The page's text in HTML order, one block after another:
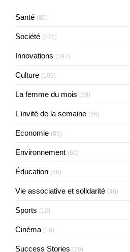
Santé (80)
Société (570)
Innovations (197)
Culture (109)
La femme du mois (39)
L'invité de la semaine (56)
Economie (89)
Environnement (60)
Éducation (56)
Vie associative et solidarité (46)
Sports (12)
Cinéma (18)
Success Stories (29)